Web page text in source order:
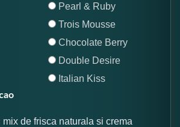
Pearl & Ruby
Trois Mousse
Chocolate Berry
Double Desire
Italian Kiss
mix de frisca naturala si crema